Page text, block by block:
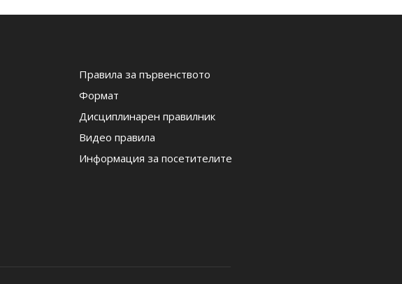
Правила за първенството
Формат
Дисциплинарен правилник
Видео правила
Информация за посетителите